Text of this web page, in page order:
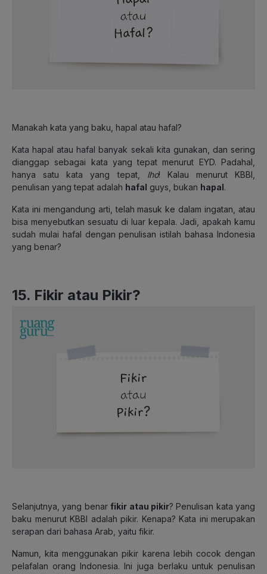
Manakah kata yang baku, hapal atau hafal?
Kata hapal atau hafal banyak sekali kita gunakan, dan sering
dianggap sebagai kata yang tepat menurut EYD. Padahal,
hanya satu kata yang tepat, lho! Kalau menurut KBBI,
penulisan yang tepat adalah hafal guys, bukan hapal.
Kata ini mengandung arti, telah masuk ke dalam ingatan, atau
bisa menyebutkan sesuatu di luar kepala. Jadi, apakah kamu
sudah mulai hafal dengan penulisan istilah bahasa Indonesia
yang benar?
15. Fikir atau Pikir?
Selanjutnya, yang benarfikir atau pikir? Penulisan kata yang
baku menurut KBBI adalah pikir. Kenapa? Kata ini merupakan
serapan dari bahasa Arab, yaitu fikir.
Namun, kita menggunakan pikir karena lebih cocok dengan
pelafalan orang Indonesia. Ini juga berlaku untuk penulisan